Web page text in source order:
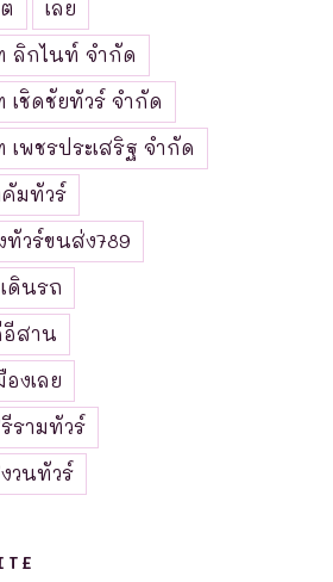
เลย
ลิกไนท์ จำกัด
เชิดชัยทัวร์ จำกัด
เพชรประเสริฐ จำกัด
คัมทัวร์
ทัวร์ขนส่ง789
ดินรถ
อีสาน
องเลย
รามทัวร์
วนทัวร์